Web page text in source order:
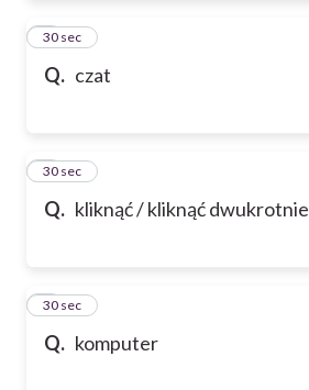
Q. czat
3
30 sec
Q. kliknąć / kliknąć dwukrotnie
4
30 sec
Q. komputer
5
30 sec